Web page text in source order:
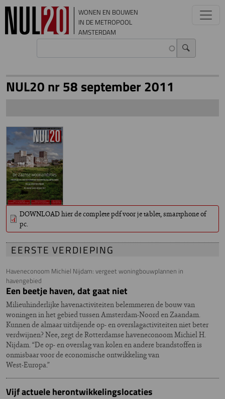
Overslaan en naar de inhoud gaan
WONEN EN BOUWEN
IN DE METROPOOL
AMSTERDAM
EERSTE VERDIEPING
Haveneconoom Michiel Nijdam: vergeet woningbouwplannen in
havengebied
Een beetje haven, dat gaat niet
Milieuhinderlijke havenactiviteiten belemmeren de bouw van
woningen in het gebied tussen Amsterdam-Noord en Zaandam.
Kunnen de almaar uitdijende op- en overslagactiviteiten niet beter
verdwijnen? Nee, zegt de Rotterdamse haveneconoom Michiel H.
Nijdam. “De op- en overslag van kolen en andere brandstoffen is
onmisbaar voor de economische ontwikkeling van
West-Europa.”
Vijf actuele herontwikkelingslocaties
NUL20 nr 58 september 2011
DOWNLOAD hier de complete pdf voor je tablet, smartphone of
pc.